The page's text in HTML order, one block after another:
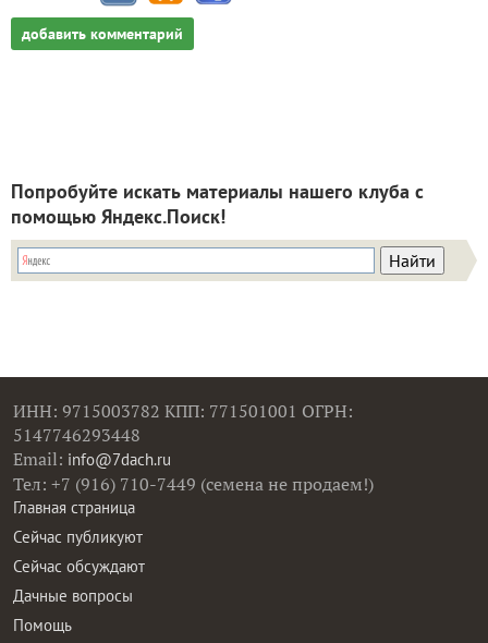
добавить комментарий
Попробуйте искать материалы нашего клуба с
помощью Яндекс.Поиск!
ИНН: 9715003782 КПП: 771501001 ОГРН:
5147746293448
Email: info@7dach.ru
Тел: +7 (916) 710-7449 (семена не продаем!)
Главная страница
Сейчас публикуют
Сейчас обсуждают
Дачные вопросы
Помощь